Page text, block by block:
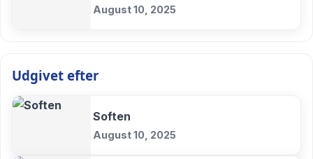
August 10, 2025
Udgivet efter
Soften
August 10, 2025